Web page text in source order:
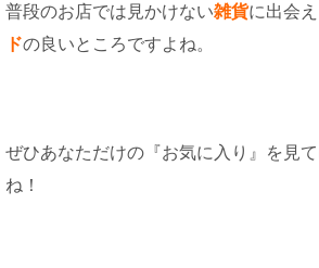
普段のお店では見かけない雑貨に出会
ドの良いところですよね。
ぜひあなただけの『お気に入り』を見
ね！